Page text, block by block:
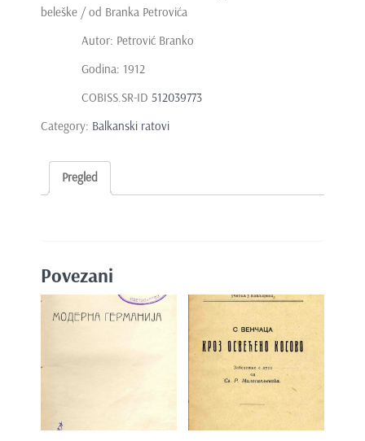
beleške / od Branka Petrovića
Autor: Petrović Branko
Godina: 1912
COBISS.SR-ID 512039773
Category: Balkanski ratovi
Pregled
Povezani